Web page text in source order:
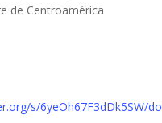
de Centroamérica
s/6yeOh67F3dDk5SW/